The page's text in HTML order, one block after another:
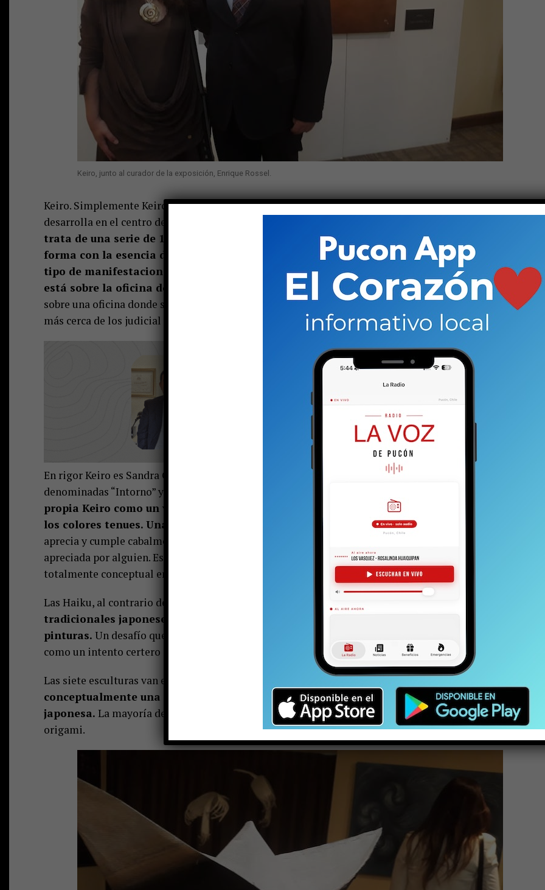
Keiro, junto al curador de la exposición, Enrique Rossel.
Keiro. Simplemente Keiro. Esa es la marca de la artista que está tras la exposición que actualmente se
desarrolla en el centro de extensión Cum Laude del Conservador de Bienes Raíces (CBR) de Pucón.
trata de una serie de 16 pinturas (óleo sobre tela) y 7 esculturas que conectan de alguna
forma con la esencia de la cultura oriental japonesa. Algo que hasta el más neófito en este
tipo de manifestaciones puede experimentar con el sólo hecho de llegar hasta la sala que
está sobre la oficina del CBR local.
Algo raro que una manifestación artística de este tipo esté
sobre una oficina donde se vive la fría arquitectura de los documentos, roles, planos y otros detalles
más cerca de los judicial que de la finura del arte. Pero en Pucón esta amalgama se da. Y no desentona.
En rigor Keiro es Sandra Queirolo (52). Y las piezas pictóricas que expone se dividen en ocho
denominadas “Intorno” y otras ocho a las que nombró como “Haiku”.
propia Keiro como un viaje al mundo interior, en la que predominan las formas circulares y
los colores tenues. Una especie de introspección sin fin.
Totalmente interpretativa para quien la
aprecia y cumple cabalmente con el principio que una obra de arte sólo se transforma en eso cuando es
apreciada por alguien. Es decir un trabajo de significado particular, indescifrable en su forma, pero
totalmente conceptual en el fondo.
Las Haiku, al contrario de Intorno, formalizan algo más que un concepto.
tradicionales japoneses de tres líneas y 17 sílabas. Y Keiro, transformó algunos de ellos en
pinturas. Un desafío que un experto en arte podrá evaluar, pero que un simple humano logra entender
como un intento certero de darle color y forma a cada palabra.
Las siete esculturas van en la misma línea que las pinturas.Es decir, materializan
conceptualmente una mezcla del arte occidental amalgamado con la cultura oriental
japonesa. La mayoría de ellas están hechas de género pintado al óleo. La técnica es conocida como
origami.